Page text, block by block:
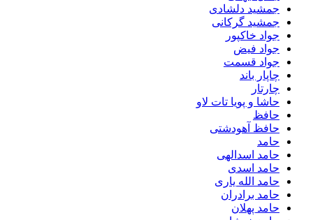
جمشید دلشادی
جمشید گرکانی
جواد خاکپور
جواد فیض
جواد قسمت
چاپار باند
چارتار
حاشا و پویا تات لاو
حافظ
حافظ آهودشتی
حامد
حامد اسدالهی
حامد اسدی
حامد الله یاری
حامد برادران
حامد پهلان